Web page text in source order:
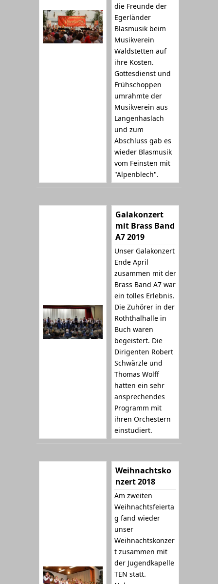
die Freunde der
Egerländer
Blasmusik beim
Musikverein
Waldstetten auf
ihre Kosten.
Gottesdienst und
Frühschoppen
umrahmte der
Musikverein aus
Langenhaslach
und zum
Abschluss gab es
wieder Blasmusik
vom Feinsten mit
"Alpenblech".
Galakonzert
mit Brass Band
A7 2019
Unser Galakonzert
Ende April
zusammen mit der
Brass Band A7 war
ein tolles Erlebnis.
Die Zuhörer in der
Roththalhalle in
Buch waren
begeistert. Die
Dirigenten Robert
Schwärzle und
Thomas Wolff
hatten ein sehr
ansprechendes
Programm mit
ihren Orchestern
einstudiert.
Weihnachtsko
nzert 2018
Am zweiten
Weihnachtsfeierta
g fand wieder
unser
Weihnachtskonzer
t zusammen mit
der Jugendkapelle
TEN statt.